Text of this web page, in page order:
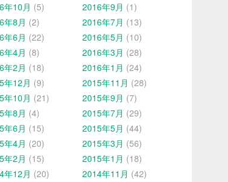
年10月 (5) 2016年9月 (1)
年8月 (2) 2016年7月 (13)
年6月 (22) 2016年5月 (10)
年4月 (8) 2016年3月 (28)
年2月 (18) 2016年1月 (24)
年12月 (9) 2015年11月 (28)
年10月 (21) 2015年9月 (7)
年8月 (4) 2015年7月 (29)
年6月 (15) 2015年5月 (44)
年4月 (20) 2015年3月 (56)
年2月 (15) 2015年1月 (18)
年12月 (20) 2014年11月 (42)